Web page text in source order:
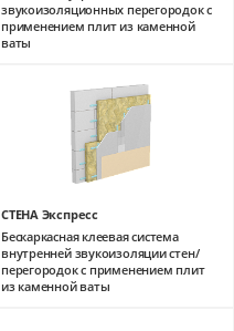
звукоизоляционных перегородок с
применением плит из каменной
ваты
СТЕНА Экспресс
Бескаркасная клеевая система
внутренней звукоизоляции стен/
перегородок с применением плит
из каменной ваты